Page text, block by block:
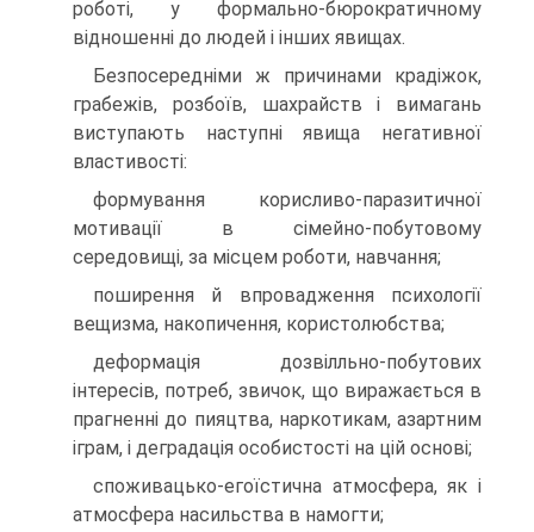
роботі, у формально-бюрократичному
відношенні до людей і інших явищах.
Безпосередніми ж причинами крадіжок,
грабежів, розбоїв, шахрайств і вимагань
виступають наступні явища негативної
властивості:
формування корисливо-паразитичної
мотивації в сімейно-побутовому
середовищі, за місцем роботи, навчання;
поширення й впровадження психології
вещизма, накопичення, користолюбства;
деформація дозвілльно-побутових
інтересів, потреб, звичок, що виражається в
прагненні до пияцтва, наркотикам, азартним
іграм, і деградація особистості на цій основі;
споживацько-егоїстична атмосфера, як і
атмосфера насильства в намогти;